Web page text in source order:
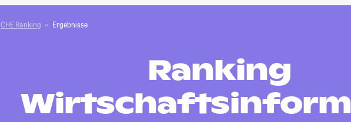
CHE Ranking Ergebnisse
Ranking